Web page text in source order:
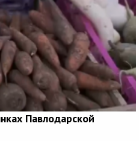
Павлодарской